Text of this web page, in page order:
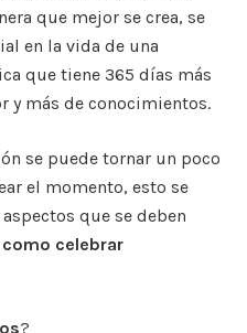
que mejor se crea, se
en la vida de una
que tiene 365 días más
y más de conocimientos.
se puede tornar un poco
el momento, esto se
que se deben
como celebrar
?